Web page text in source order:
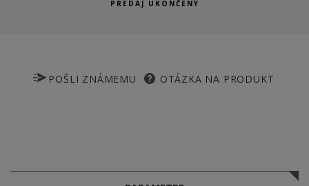
PREDAJ UKONČENÝ
POŠLI ZNÁMEMU OTÁZKA NA PRODUKT